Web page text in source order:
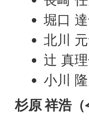
堀口
北川
辻 真
小川
杉原 祥浩